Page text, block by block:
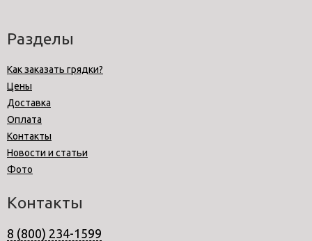
Разделы
Как заказать грядки?
Цены
Доставка
Оплата
Контакты
Новости и статьи
Фото
Контакты
8 (800) 234-1599